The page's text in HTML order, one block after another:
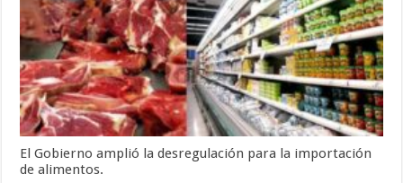
El Gobierno amplió la desregulación para la importación
de alimentos.